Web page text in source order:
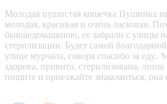
Молодая пушистая кошечка Пушинка
молодая, красивая и очень ласковая.
бывшедомашнюю, ее забрали с улицы
стерилизации. Будет самой
улице мурчала, говоря спасибо за еду..
здорова, привита, стерилизована,
пишите и приезжайте знакомиться, она